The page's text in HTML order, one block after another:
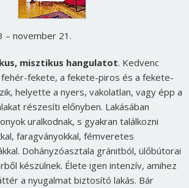
– november 21.
misztikus hangulatot. Kedvenc
fehér-fekete, a fekete-piros és a fekete-
helyette a nyers, vakolatlan, vagy épp a
részesíti előnyben. Lakásában
uralkodnak, s gyakran találkozni
faragványokkal, fémveretes
Dohányzóasztala gránitból, ülőbútorai
készülnek. Élete igen intenzív, amihez
a nyugalmat biztosító lakás. Bár